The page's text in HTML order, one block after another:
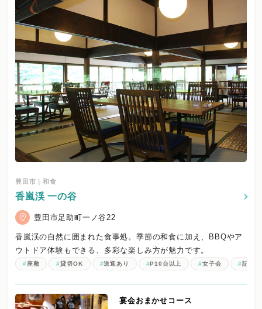
豊田市｜和食
香嵐渓 一の谷
豊田市足助町一ノ谷22
香嵐渓の自然に囲まれた食事処。季節の和食に加え、BBQやア
ウトドア体験もできる、多彩な楽しみ方が魅力です。
座敷 貸切OK 送迎あり P10台以上 女子会 記念
宴会おまかせコース